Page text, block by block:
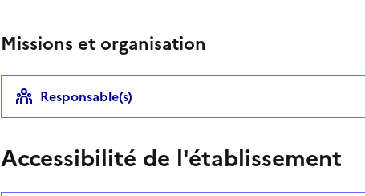
Missions et organisation
Responsable(s)
Accessibilité de l'établissement